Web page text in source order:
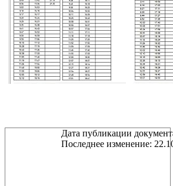
Дата публикации
Последнее изменение: